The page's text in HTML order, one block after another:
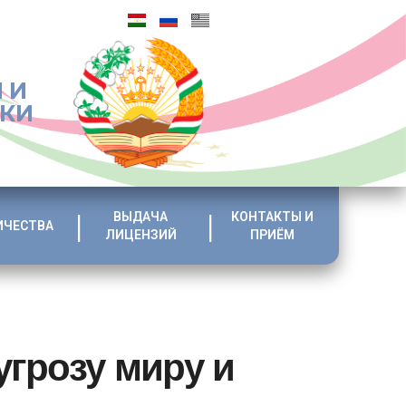
И
ВЫДАЧА
ЛИЦЕНЗИЙ
КОНТАКТЫ И
ПРИЁМ
миру и